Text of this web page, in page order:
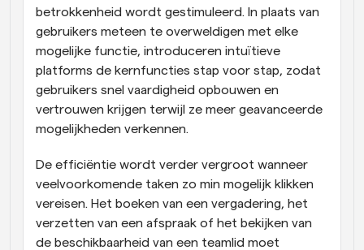
betrokkenheid wordt gestimuleerd. In plaats van
gebruikers meteen te overweldigen met elke
mogelijke functie, introduceren intuïtieve
platforms de kernfuncties stap voor stap, zodat
gebruikers snel vaardigheid opbouwen en
vertrouwen krijgen terwijl ze meer geavanceerde
mogelijkheden verkennen.
De efficiëntie wordt verder vergroot wanneer
veelvoorkomende taken zo min mogelijk klikken
vereisen. Het boeken van een vergadering, het
verzetten van een afspraak of het bekijken van
de beschikbaarheid van een teamlid moet